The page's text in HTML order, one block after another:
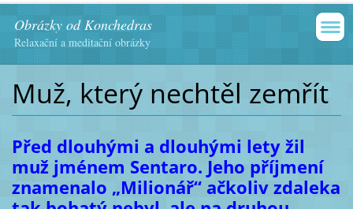
Obrázky od Konchedras
Relaxační a meditační obrázky
Muž, který nechtěl zemřít
Před dlouhými a dlouhými lety žil
muž jménem Sentaro. Jeho příjmení
znamenalo „Milionář“ ačkoliv zdaleka